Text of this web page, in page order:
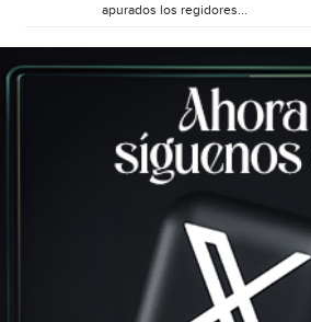
apurados los regidores...